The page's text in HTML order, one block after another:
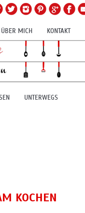
ÜBER MICH KONTAKT
UNTERWEGS
KOCHEN